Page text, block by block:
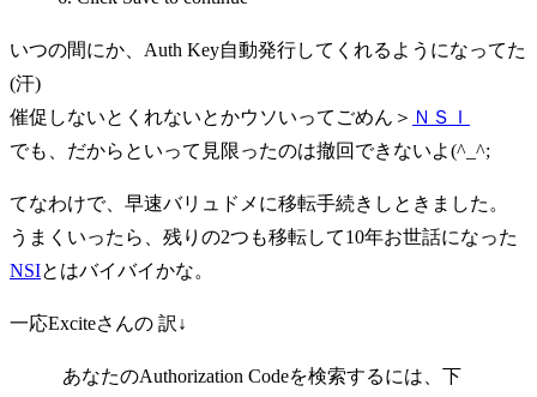
いつの間にか、Auth Key自動発行してくれるようになってた
(汗)
催促しないとくれないとかウソいってごめん＞ ＮＳＩ
でも、だからといって見限ったのは撤回できないよ(^_^;
てなわけで、早速バリュドメに移転手続きしときました。
うまくいったら、残りの2つも移転して10年お世話になった
NSIとはバイバイかな。
一応Exciteさんの 訳↓
あなたのAuthorization Codeを検索するには、下